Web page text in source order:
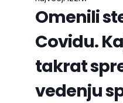
Omenili
Covidu.
takrat
vedenju